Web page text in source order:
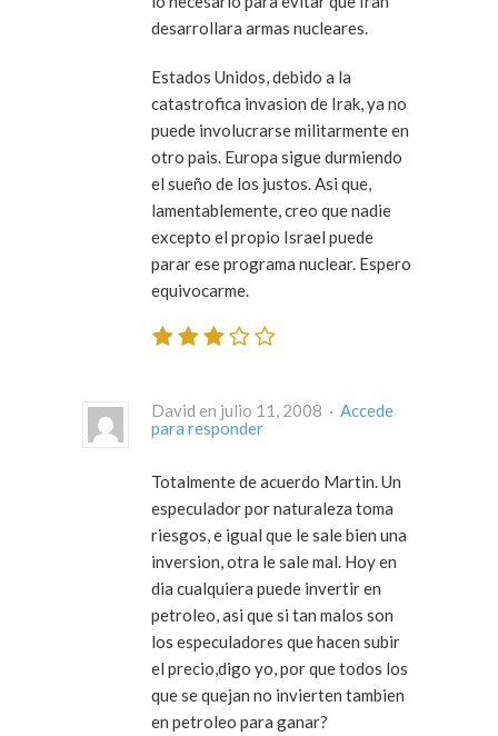
desarrollara armas nucleares.
Estados Unidos, debido a la
catastrofica invasion de Irak, ya no
puede involucrarse militarmente en
otro pais. Europa sigue durmiendo
el sueño de los justos. Asi que,
lamentablemente, creo que nadie
excepto el propio Israel puede
parar ese programa nuclear. Espero
equivocarme.
David en julio 11, 2008 · Accede
para responder
Totalmente de acuerdo Martin. Un
especulador por naturaleza toma
riesgos, e igual que le sale bien una
inversion, otra le sale mal. Hoy en
dia cualquiera puede invertir en
petroleo, asi que si tan malos son
los especuladores que hacen subir
el precio,digo yo, por que todos los
que se quejan no invierten tambien
en petroleo para ganar?